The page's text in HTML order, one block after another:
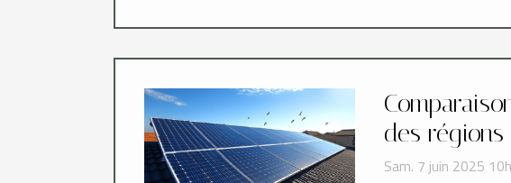
des
Sam. 7 juin 2025 10h